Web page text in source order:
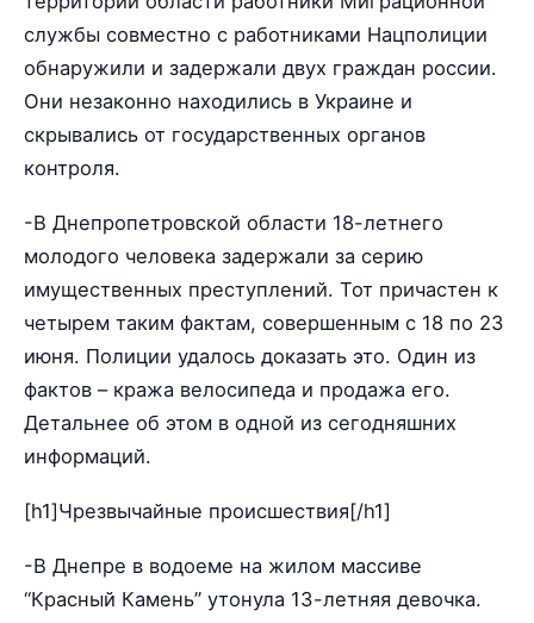
службы совместно с работниками Нацполиции
обнаружили и задержали двух граждан россии.
Они незаконно находились в Украине и
скрывались от государственных органов
контроля.
-В Днепропетровской области 18-летнего
молодого человека задержали за серию
имущественных преступлений. Тот причастен к
четырем таким фактам, совершенным с 18 по 23
июня. Полиции удалось доказать это. Один из
фактов – кража велосипеда и продажа его.
Детальнее об этом в одной из сегодняшних
информаций.
[h1]Чрезвычайные происшествия[/h1]
-В Днепре в водоеме на жилом массиве
“Красный Камень” утонула 13-летняя девочка.